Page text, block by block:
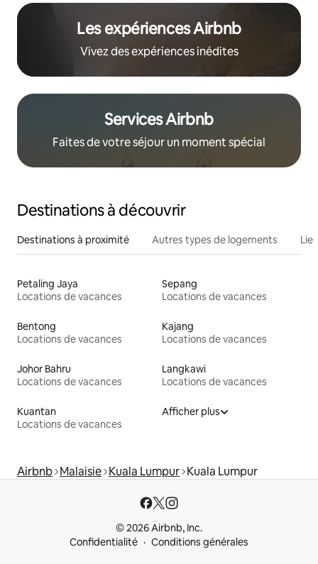
Les expériences Airbnb
Vivez des expériences inédites
Services Airbnb
Faites de votre séjour un moment spécial
Destinations à découvrir
Destinations à proximité Autres types de logements
Petaling Jaya
Locations de vacances
Sepang
Locations de vacances
Bentong
Locations de vacances
Kajang
Locations de vacances
Johor Bahru
Locations de vacances
Langkawi
Locations de vacances
Kuantan
Locations de vacances
Afficher plus
Airbnb Malaisie Kuala Lumpur Kuala Lumpur
© 2026 Airbnb, Inc.
Confidentialité
Conditions générales